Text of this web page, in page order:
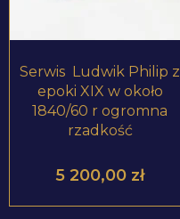
Serwis Ludwik Philip z
epoki XIX w około
1840/60 r ogromna
rzadkość
5 200,00 zł